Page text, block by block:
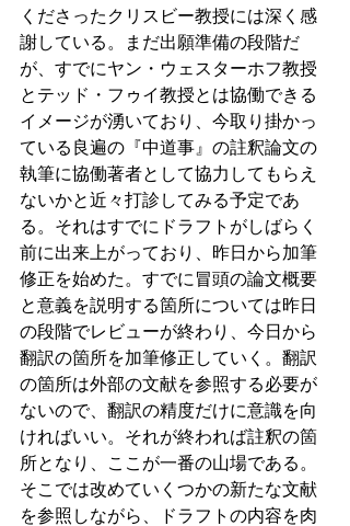
くださったクリスビー教授には深く感
謝している。まだ出願準備の段階だ
が、すでにヤン・ウェスターホフ教授
とテッド・フゥイ教授とは協働できる
イメージが湧いており、今取り掛かっ
ている良遍の『中道事』の註釈論文の
執筆に協働著者として協力してもらえ
ないかと近々打診してみる予定であ
る。それはすでにドラフトがしばらく
前に出来上がっており、昨日から加筆
修正を始めた。すでに冒頭の論文概要
と意義を説明する箇所については昨日
の段階でレビューが終わり、今日から
翻訳の箇所を加筆修正していく。翻訳
の箇所は外部の文献を参照する必要が
ないので、翻訳の精度だけに意識を向
ければいい。それが終われば註釈の箇
所となり、ここが一番の山場である。
そこでは改めていくつかの新たな文献
を参照しながら、ドラフトの内容を肉